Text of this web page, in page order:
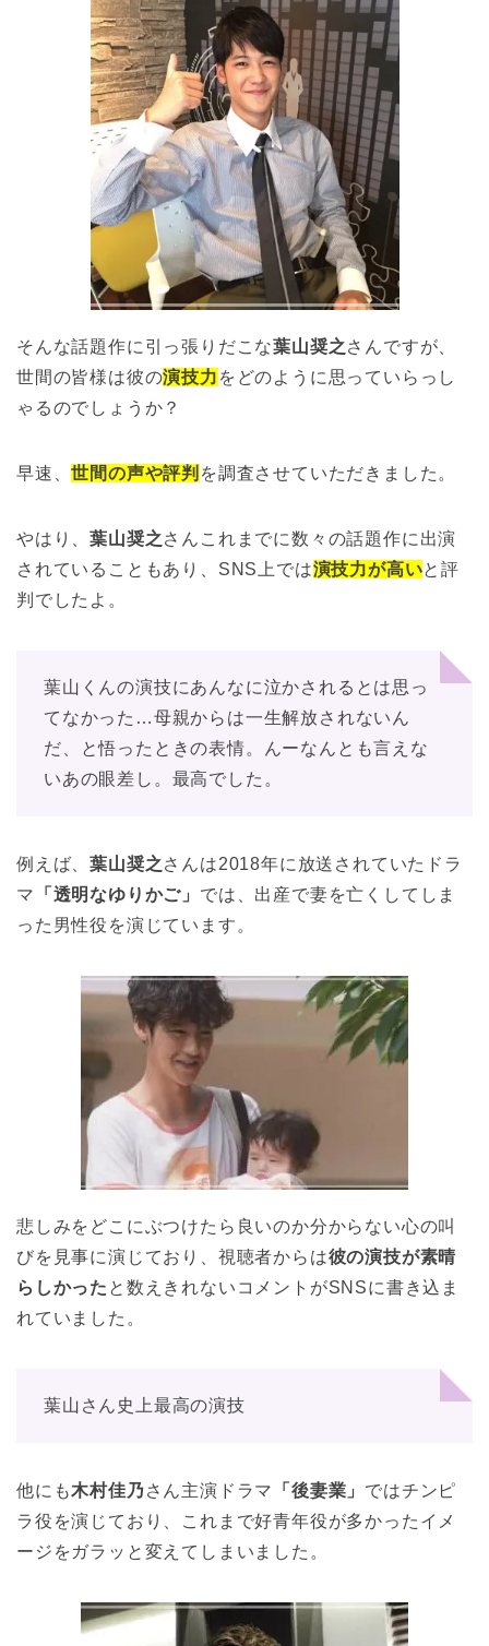
そんな話題作に引っ張りだこな葉山奨之さんですが、
世間の皆様は彼の演技力 をどのように思っていらっし
ゃるのでしょうか？
早速、世間の声や評判 を調査させていただきました。
やはり、葉山奨之さんこれまでに数々の話題作に出演
されていることもあり、SNS上では演技力が高いと評
判でしたよ。
葉山くんの演技にあんなに泣かされるとは思っ
てなかった…母親からは一生解放されないん
だ、と悟ったときの表情。んーなんとも言えな
いあの眼差し。最高でした。
例えば、葉山奨之さんは2018年に放送されていたドラ
マ
「透明なゆりかご」 では、出産で妻を亡くしてしま
った男性役を演じています。
悲しみをどこにぶつけたら良いのか分からない心の叫
びを見事に演じており、視聴者からは彼の演技が素晴
らしかった と数えきれないコメントがSNSに書き込ま
れていました。
葉山さん史上最高の演技
他にも木村佳乃さん主演ドラマ 「後妻業」 ではチンピ
ラ役を演じており、これまで好青年役が多かったイメ
ージをガラッと変えてしまいました。